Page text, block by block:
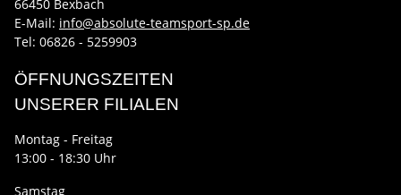
66450 Bexbach
E-Mail: info@absolute-teamsport-sp.de
Tel: 06826 - 5259903
ÖFFNUNGSZEITEN
UNSERER FILIALEN
Montag - Freitag
13:00 - 18:30 Uhr
Samstag